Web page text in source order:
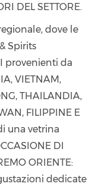
DEL SETTORE.
dove le
Spirits
provenienti da
VIETNAM,
THAILANDIA,
FILIPPINE E
una vetrina
DI
ORIENTE:
dedicate